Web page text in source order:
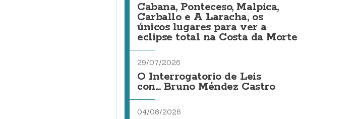
Cabana, Ponteceso, Malpica,
Carballo e A Laracha, os
únicos lugares para ver a
eclipse total na Costa da Morte
29/07/2026
O Interrogatorio de Leis
con... Bruno Méndez Castro
04/08/2026